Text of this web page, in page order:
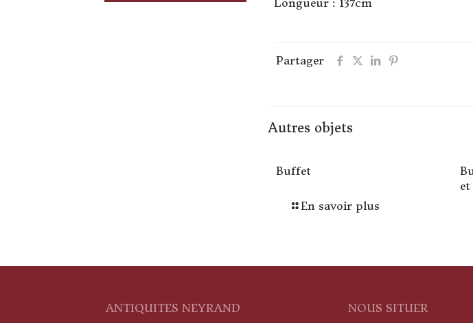
Longueur : 137cm
Partager
Autres objets
Buffet
En savoir plus
ANTIQUITES NEYRAND NOUS SITUER